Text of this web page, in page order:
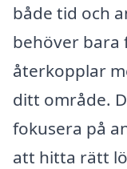
både tid och
behöver bara
återkopplar
ditt område.
fokusera på
att hitta rätt